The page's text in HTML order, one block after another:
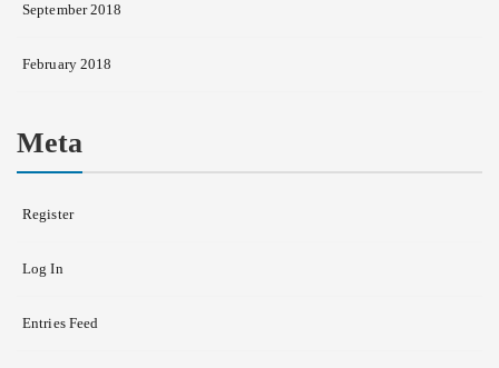
September 2018
February 2018
Meta
Register
Log In
Entries Feed